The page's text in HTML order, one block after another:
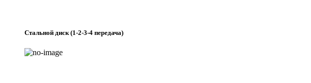
Стальной диск (1-2-3-4 передача)